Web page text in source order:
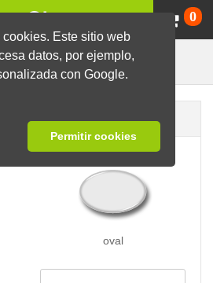
Este sitio web
datos, por ejemplo,
con Google.
Permitir cookies
0
Para Ropa
oval